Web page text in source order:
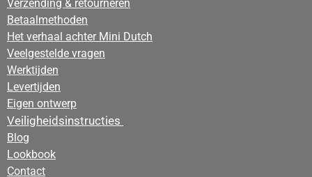
Verzending & retourneren
Betaalmethoden
Het verhaal achter Mini Dutch
Veelgestelde vragen
Werktijden
Levertijden
Eigen ontwerp
Veiligheidsinstructies
Blog
Lookbook
Contact